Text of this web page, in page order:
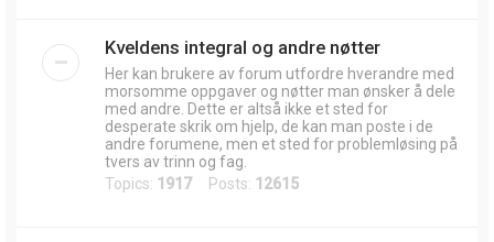
Kveldens integral og andre nøtter
Her kan brukere av forum utfordre hverandre med
morsomme oppgaver og nøtter man ønsker å dele
med andre. Dette er altså ikke et sted for
desperate skrik om hjelp, de kan man poste i de
andre forumene, men et sted for problemløsing på
tvers av trinn og fag.
Topics: 1917Posts: 12615